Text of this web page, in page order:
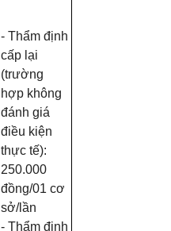
- Thẩm định
cấp lại
(trường
hợp không
đánh giá
điều kiện
thực tế):
250.000
đồng/01 cơ
sở/lần
- Thẩm định